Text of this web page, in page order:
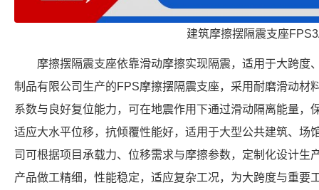
建筑摩擦摆隔震支座
摩擦摆隔震支座依靠滑动摩擦实现隔震，适用于大跨度
制品有限公司生产的FPS摩擦摆隔震支座，采用耐磨滑动材
系数与良好复位能力，可在地震作用下通过滑动隔离能量，
适应大水平位移，抗倾覆性能好，适用于大型公共建筑、场
司可根据项目承载力、位移需求与摩擦参数，定制化设计生
产品做工精细，性能稳定，适应复杂工况，为大跨度与重要